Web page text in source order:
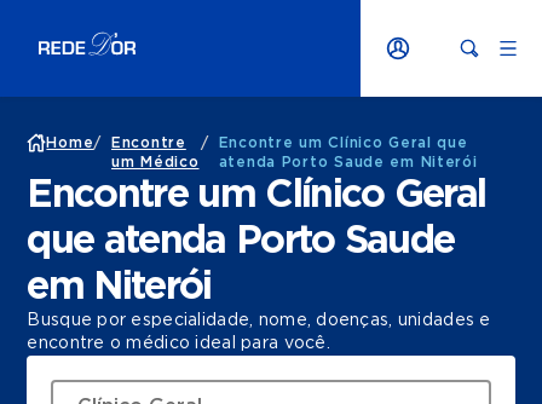
Home/
Encontre
um Médico
/
Encontre um Clínico Geral que
atenda Porto Saude em Niterói
Encontre um Clínico Geral
que atenda Porto Saude
em Niterói
Busque por especialidade, nome, doenças, unidades e
encontre o médico ideal para você.